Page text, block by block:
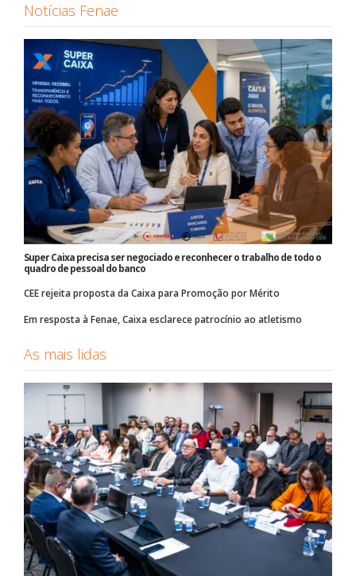
Notícias Fenae
Super Caixa precisa ser negociado e reconhecer o trabalho de todo o
quadro de pessoal do banco
CEE rejeita proposta da Caixa para Promoção por Mérito
Em resposta à Fenae, Caixa esclarece patrocínio ao atletismo
As mais lidas